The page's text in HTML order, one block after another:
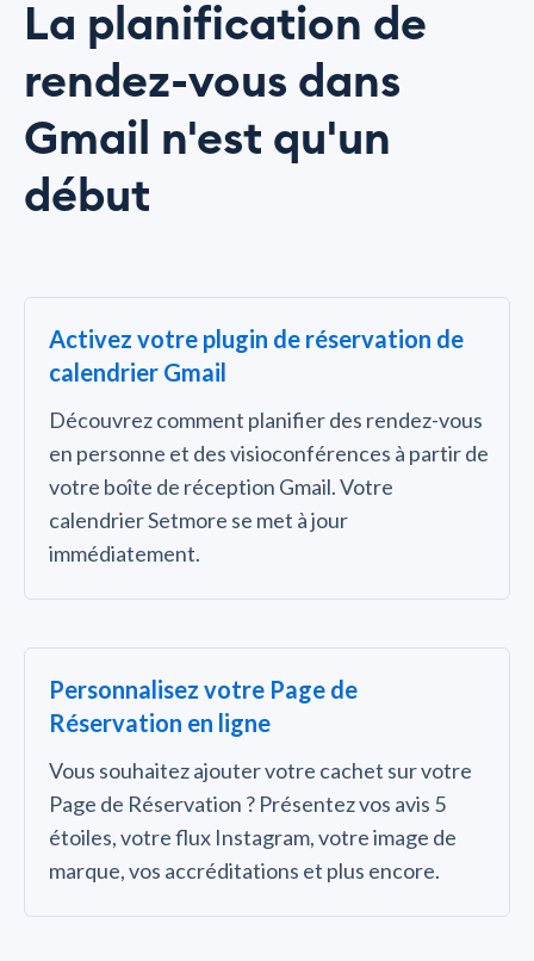
La planification de
rendez-vous dans
Gmail n'est qu'un
début
Activez votre plugin de réservation de
calendrier Gmail
Découvrez comment planifier des rendez-vous
en personne et des visioconférences à partir de
votre boîte de réception Gmail. Votre
calendrier Setmore se met à jour
immédiatement.
Personnalisez votre Page de
Réservation en ligne
Vous souhaitez ajouter votre cachet sur votre
Page de Réservation ? Présentez vos avis 5
étoiles, votre flux Instagram, votre image de
marque, vos accréditations et plus encore.